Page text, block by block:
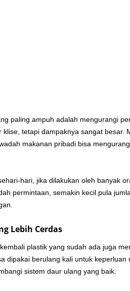
paling ampuh adalah mengurangi
klise, tetapi dampaknya sangat besar.
makanan pribadi bisa
hari, jika dilakukan oleh banyak
permintaan, semakin kecil pula
Lebih Cerdas
plastik yang sudah ada juga
dipakai berulang kali untuk keperluan
sistem daur ulang yang baik.